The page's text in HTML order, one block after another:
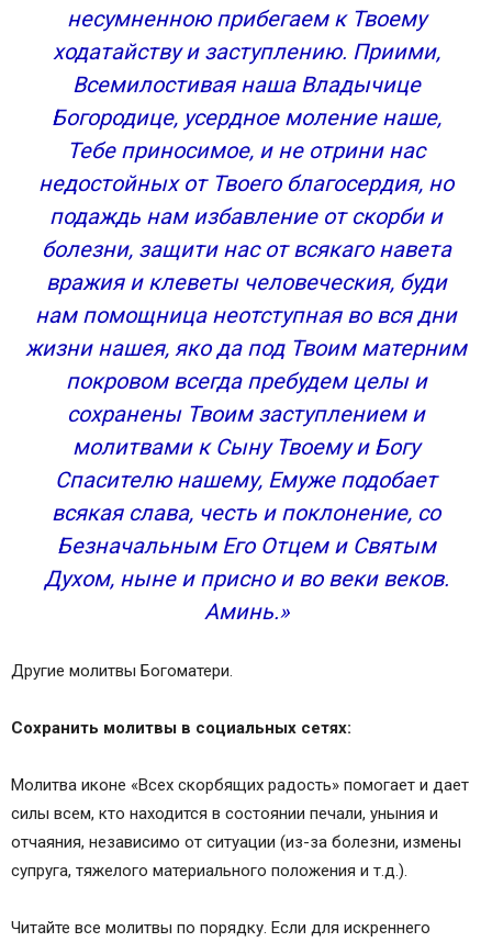
несумненною прибегаем к Твоему
ходатайству и заступлению. Приими,
Всемилостивая наша Владычице
Богородице, усердное моление наше,
Тебе приносимое, и не отрини нас
недостойных от Твоего благосердия, но
подаждь нам избавление от скорби и
болезни, защити нас от всякаго навета
вражия и клеветы человеческия, буди
нам помощница неотступная во вся дни
жизни нашея, яко да под Твоим матерним
покровом всегда пребудем целы и
сохранены Твоим заступлением и
молитвами к Сыну Твоему и Богу
Спасителю нашему, Емуже подобает
всякая слава, честь и поклонение, со
Безначальным Его Отцем и Святым
Духом, ныне и присно и во веки веков.
Аминь.»
Другие молитвы Богоматери.
Сохранить молитвы в социальных сетях:
Молитва иконе «Всех скорбящих радость» помогает и дает
силы всем, кто находится в состоянии печали, уныния и
отчаяния, независимо от ситуации (из-за болезни, измены
супруга, тяжелого материального положения и т.д.).
Читайте все молитвы по порядку. Если для искреннего